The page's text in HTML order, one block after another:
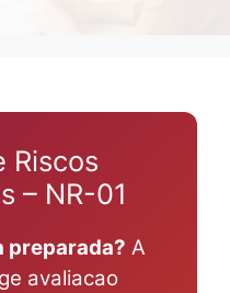
Riscos
– NR-01
preparada? A
avaliacao